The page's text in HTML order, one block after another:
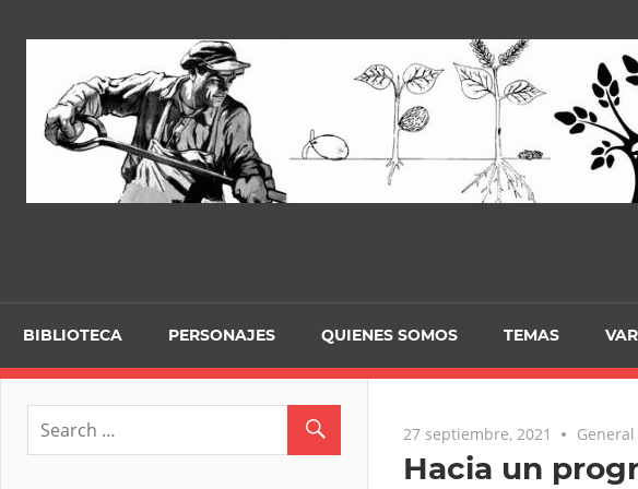
BIBLIOTECA PERSONAJES QUIENES SOMOS TEMAS
27 septiembre, 2021 General
Hacia un